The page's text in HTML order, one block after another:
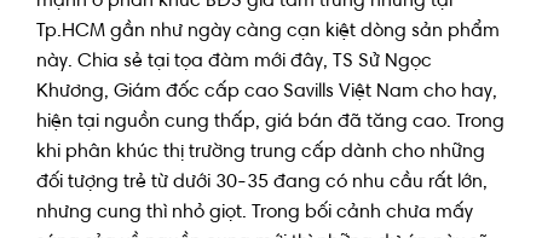
Tp.HCM gần như ngày càng cạn kiệt dòng sản phẩm
này. Chia sẻ tại tọa đàm mới đây, TS Sử Ngọc
Khương, Giám đốc cấp cao Savills Việt Nam cho hay,
hiện tại nguồn cung thấp, giá bán đã tăng cao. Trong
khi phân khúc thị trường trung cấp dành cho những
đối tượng trẻ từ dưới 30-35 đang có nhu cầu rất lớn,
nhưng cung thì nhỏ giọt. Trong bối cảnh chưa mấy